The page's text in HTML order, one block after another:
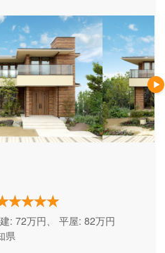
: 72万円、 平屋: 82万円
県